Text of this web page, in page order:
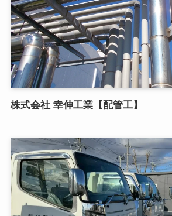
株式会社 幸伸工業【配管工】